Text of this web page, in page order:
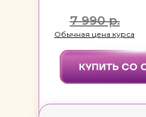
Обычная цена курса
7 990 р.